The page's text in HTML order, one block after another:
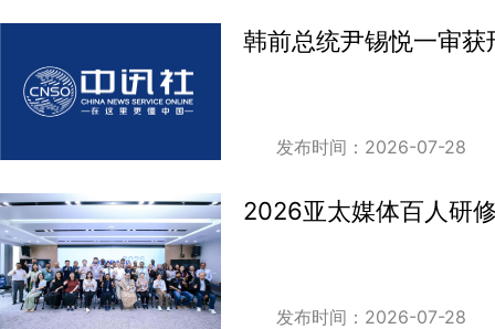
韩前总统尹锡悦一审
发布时间：2026-07-28
2026亚太媒体百人研
发布时间：2026-07-28